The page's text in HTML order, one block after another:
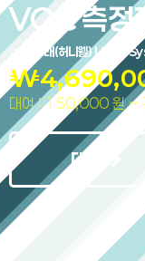
VOC 측
브랜드:래(허니웰) | RAE
₩
대여 : 150,000 원 ~
대여